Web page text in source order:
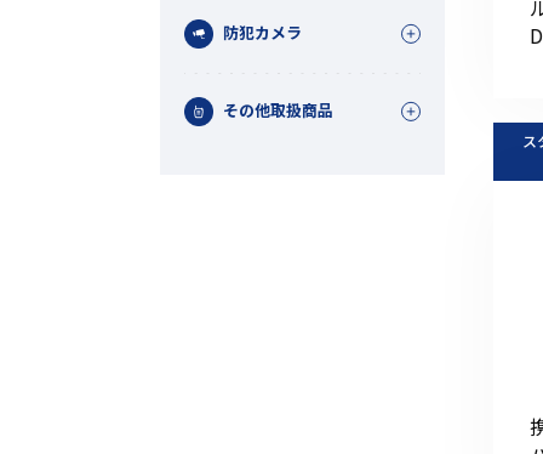
防犯カメラ
その他取扱商品
ス